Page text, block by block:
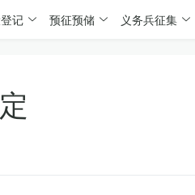
记 预征预储 义务兵征集